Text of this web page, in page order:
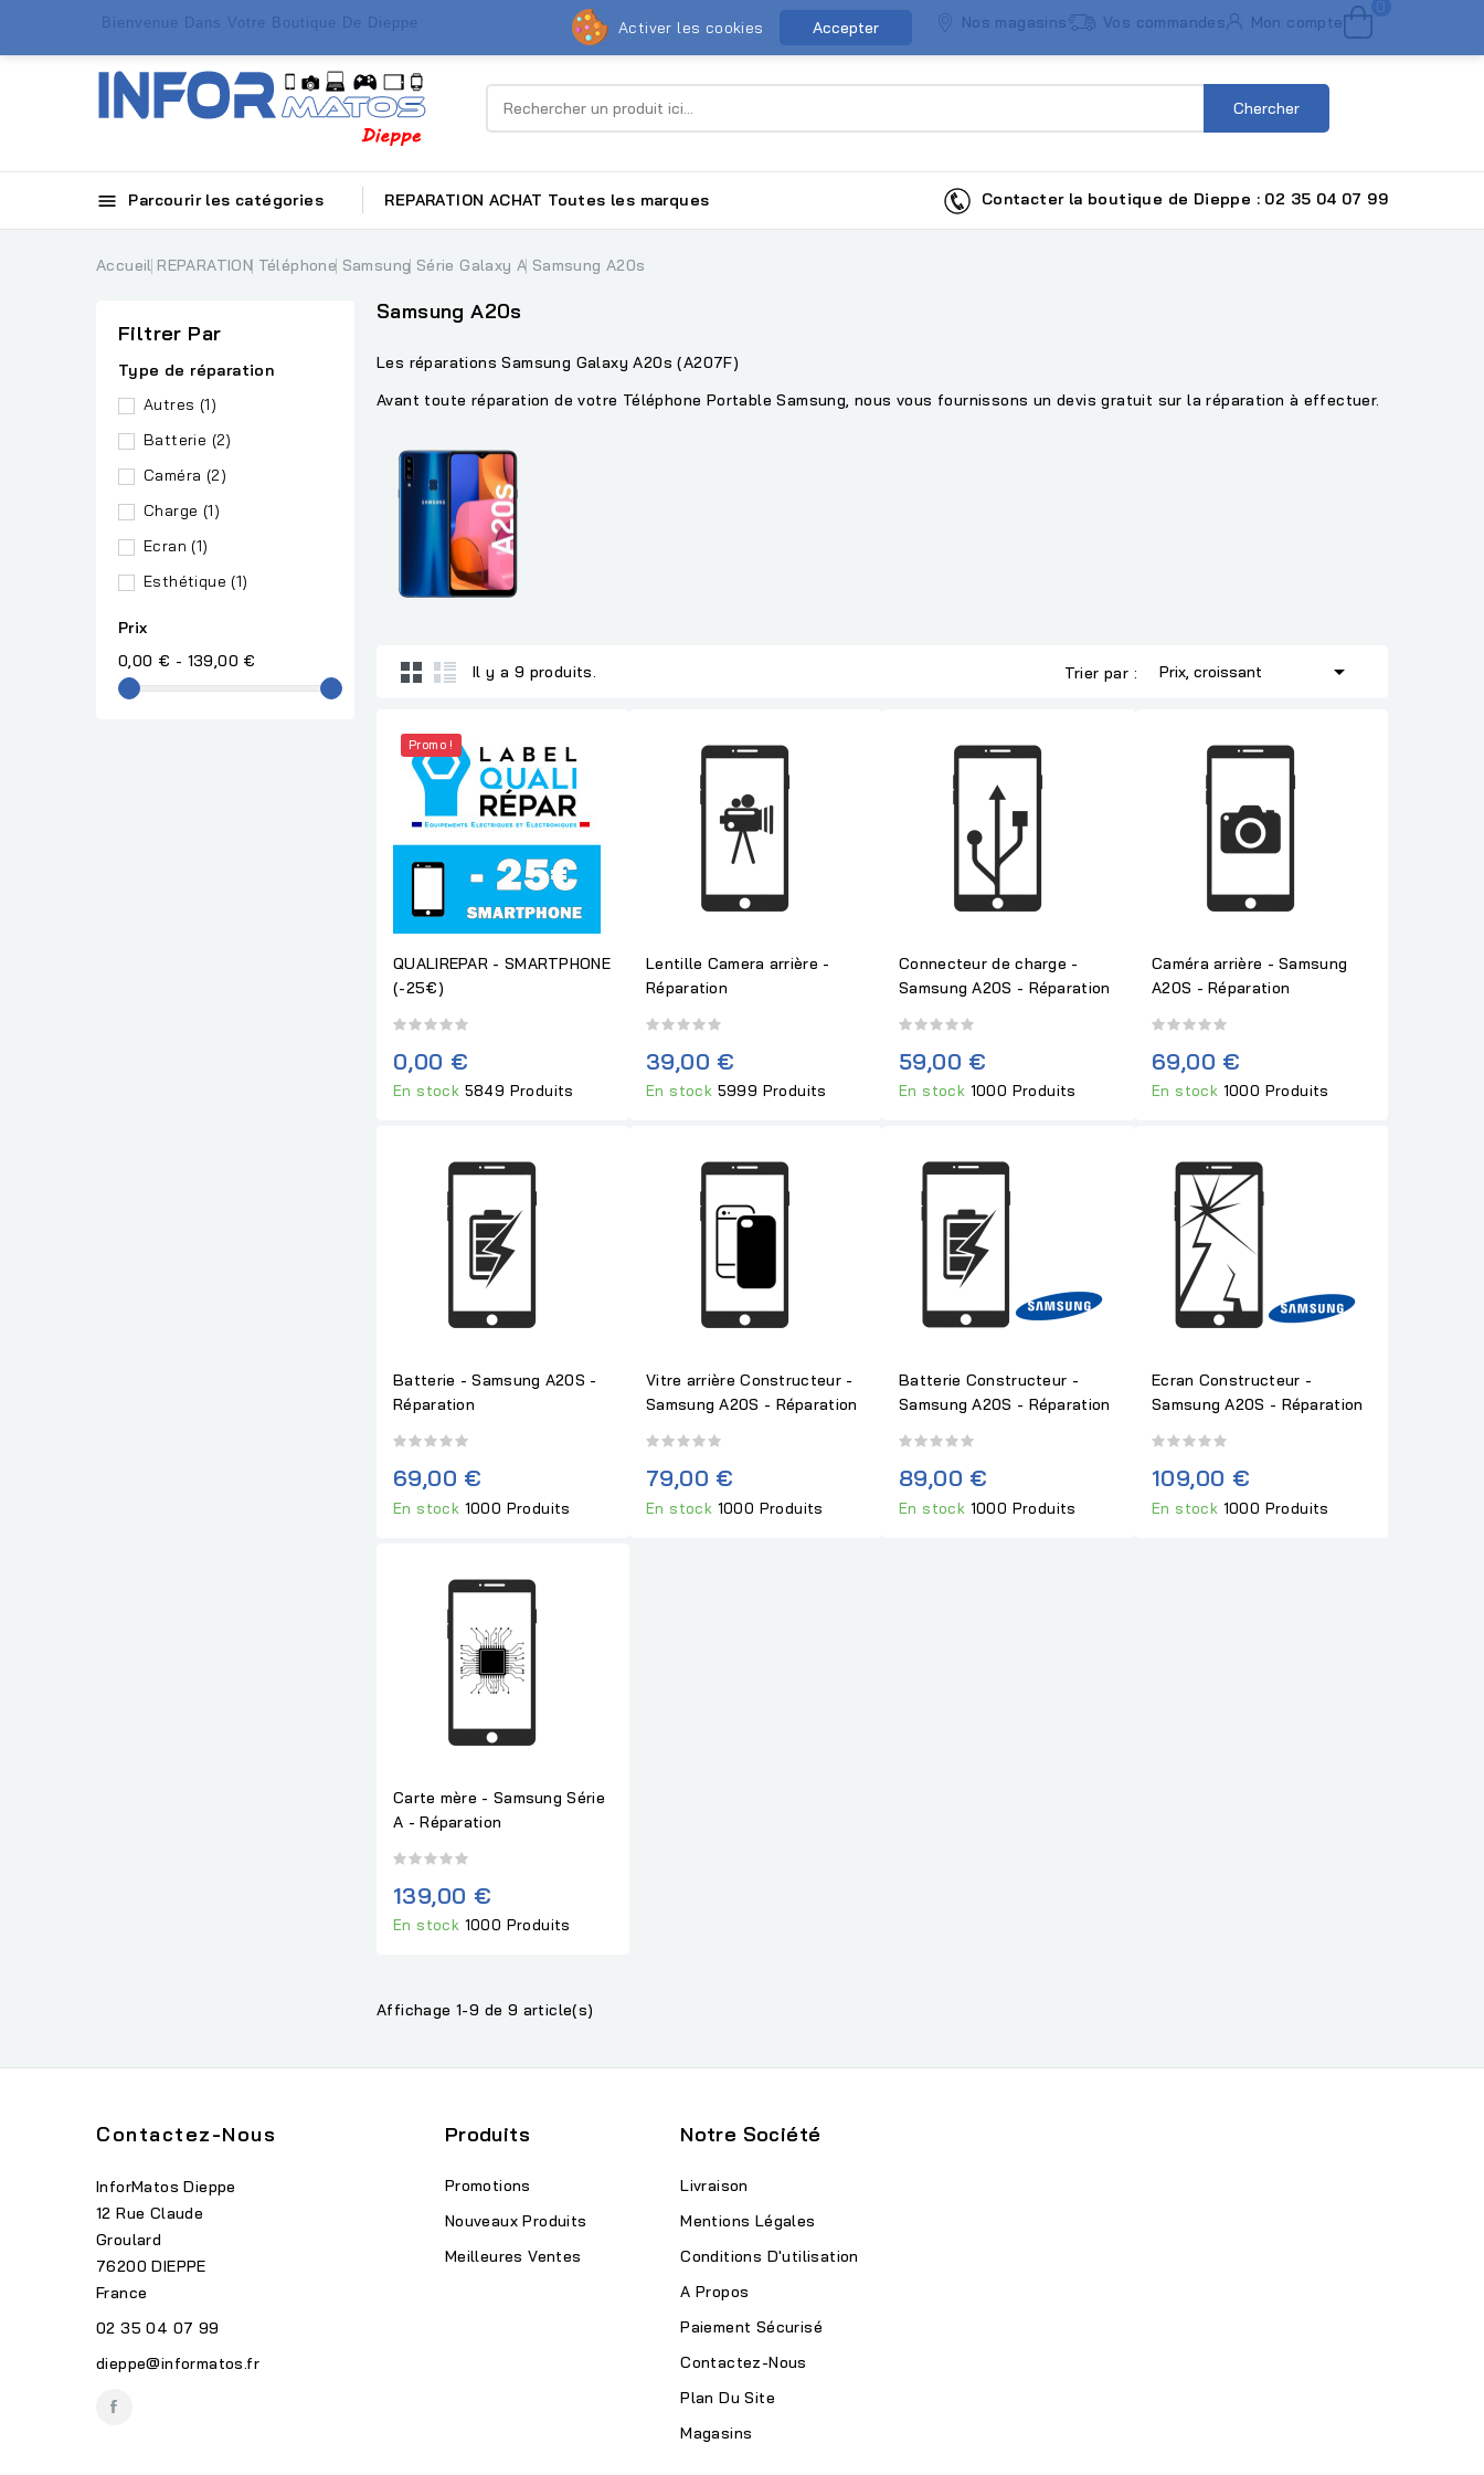
Bienvenue Dans Votre Boutique De Dieppe Nos magasins Vos commandes Mon compte
0
Chercher
 Parcourir les catégories REPARATION ACHAT Toutes les marques Contacter la boutique de Dieppe : 02 35 04 07 99
Accueil REPARATION Téléphone Samsung Série Galaxy A Samsung A20s
Filtrer Par
Type de réparation
Autres (1)
Batterie (2)
Caméra (2)
Charge (1)
Ecran (1)
Esthétique (1)
Prix
0,00 € - 139,00 €
Samsung A20s
Les réparations Samsung Galaxy A20s (A207F)
Avant toute réparation de votre Téléphone Portable Samsung, nous vous fournissons un devis gratuit sur la réparation à effectuer.
Il y a 9 produits. Trier par : Prix, croissant 
Promo !
QUALIREPAR - SMARTPHONE
(-25€)
0,00 €
En stock 5849 Produits
Lentille Camera arrière -
Réparation
39,00 €
En stock 5999 Produits
Connecteur de charge -
Samsung A20S - Réparation
59,00 €
En stock 1000 Produits
Caméra arrière - Samsung
A20S - Réparation
69,00 €
En stock 1000 Produits
Batterie - Samsung A20S -
Réparation
69,00 €
En stock 1000 Produits
Vitre arrière Constructeur -
Samsung A20S - Réparation
79,00 €
En stock 1000 Produits
Batterie Constructeur -
Samsung A20S - Réparation
89,00 €
En stock 1000 Produits
Ecran Constructeur -
Samsung A20S - Réparation
109,00 €
En stock 1000 Produits
Carte mère - Samsung Série
A - Réparation
139,00 €
En stock 1000 Produits
Affichage 1-9 de 9 article(s)
Contactez-Nous
InforMatos Dieppe
12 Rue Claude
Groulard
76200 DIEPPE
France
02 35 04 07 99
dieppe@informatos.fr
Activer les cookies Accepter
Produits
Promotions
Nouveaux Produits
Meilleures Ventes
Notre Société
Livraison
Mentions Légales
Conditions D'utilisation
A Propos
Paiement Sécurisé
Contactez-Nous
Plan Du Site
Magasins